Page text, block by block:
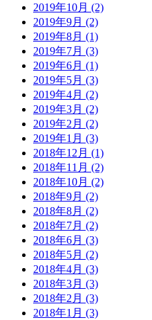
2019年10月 (2)
2019年9月 (2)
2019年8月 (1)
2019年7月 (3)
2019年6月 (1)
2019年5月 (3)
2019年4月 (2)
2019年3月 (2)
2019年2月 (2)
2019年1月 (3)
2018年12月 (1)
2018年11月 (2)
2018年10月 (2)
2018年9月 (2)
2018年8月 (2)
2018年7月 (2)
2018年6月 (3)
2018年5月 (2)
2018年4月 (3)
2018年3月 (3)
2018年2月 (3)
2018年1月 (3)